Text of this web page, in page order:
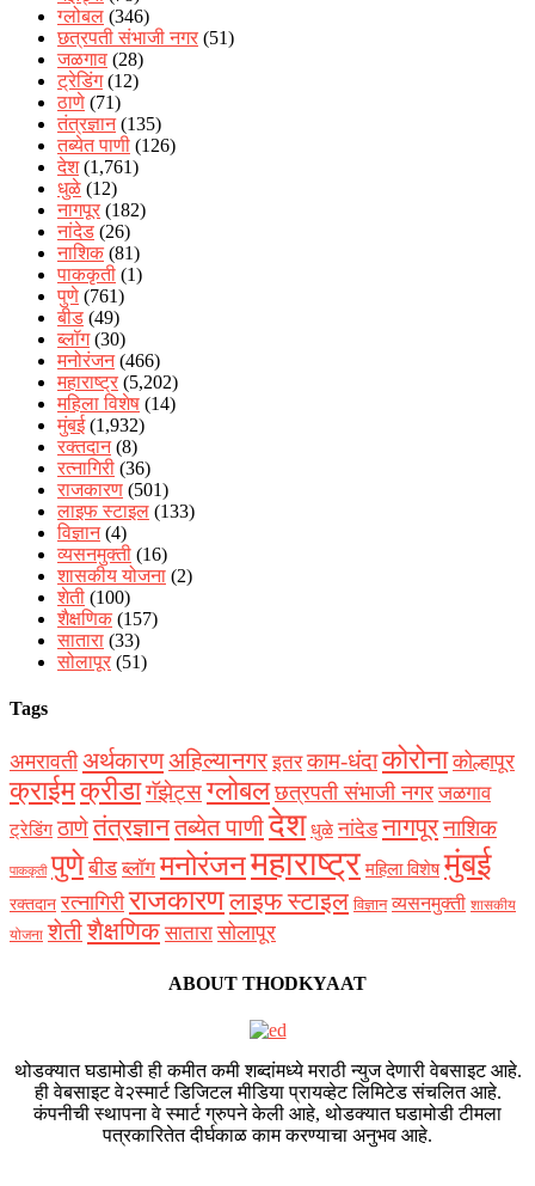
ग्लोबल (346)
छत्रपती संभाजी नगर (51)
जळगाव (28)
ट्रेडिंग(12)
ठाणे (71)
तंत्रज्ञान(135)
तब्येत पाणी (126)
देश(1,761)
धुळे (12)
नागपूर (182)
नांदेड (26)
नाशिक (81)
पाककृती (1)
पुणे (761)
बीड (49)
ब्लॉग(30)
मनोरंजन(466)
महाराष्ट्र (5,202)
महिला विशेष (14)
मुंबई(1,932)
रक्‍तदान(8)
रत्नागिरी (36)
राजकारण (501)
लाइफ स्टाइल (133)
विज्ञान(4)
व्यसनमुक्ती (16)
शासकीय योजना (2)
शेती (100)
शैक्षणिक (157)
सातारा (33)
सोलापूर (51)
Tags
अमरावती अर्थकारणअहिल्यानगर इतर काम-धंदाकोरोना कोल्हापूर
क्राईमक्रीडागॅझेट्सग्लोबल छत्रपती संभाजी नगर जळगाव
ट्रेडिंग ठाणेतंत्रज्ञानतब्येत पाणीदेश धुळे नांदेड नागपूरनाशिक
पाककृती पुणे बीड ब्लॉग मनोरंजनमहाराष्ट्र महिला विशेष मुंबई
रक्‍तदान रत्नागिरी राजकारणलाइफ स्टाइल विज्ञान व्यसनमुक्ती शासकीय
योजना शेतीशैक्षणिक सातारा सोलापूर
ABOUT THODKYAAT
थोडक्यात घडामोडी ही कमीत कमी शब्दांमध्ये मराठी न्युज देणारी वेबसाइट आहे.
ही वेबसाइट वे२स्मार्ट डिजिटल मीडिया प्रायव्हेट लिमिटेड संचलित आहे.
कंपनीची स्थापना वे स्मार्ट ग्रुपने केली आहे, थोडक्यात घडामोडी टीमला
पत्रकारितेत दीर्घकाळ काम करण्याचा अनुभव आहे.